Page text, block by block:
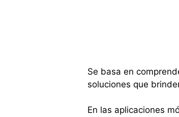
Se basa en
soluciones que
En las aplicaciones